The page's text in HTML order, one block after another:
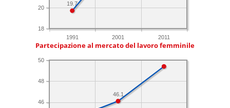
1991 2001 2011
18
20
19.7
Partecipazione al mercato del lavoro femminile
46
48
50
46.1